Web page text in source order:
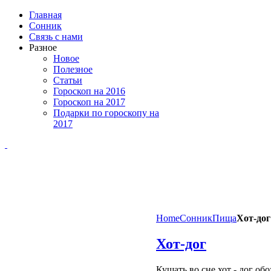
Главная
Сонник
Связь с нами
Разное
Новое
Полезное
Статьи
Гороскоп на 2016
Гороскоп на 2017
Подарки по гороскопу на
2017
HomeСонникПищаХот-дог
Хот-дог